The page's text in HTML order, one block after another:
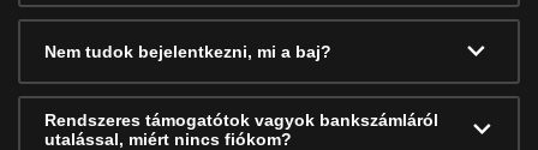
Nem tudok bejelentkezni, mi a baj?
Rendszeres támogatótok vagyok bankszámláról
utalással, miért nincs fiókom?